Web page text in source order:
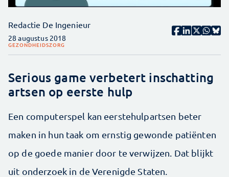
Redactie De Ingenieur
28 augustus 2018
GEZONDHEIDSZORG
Serious game verbetert inschatting
artsen op eerste hulp
Een computerspel kan eerstehulpartsen beter
maken in hun taak om ernstig gewonde patiënten
op de goede manier door te verwijzen. Dat blijkt
uit onderzoek in de Verenigde Staten.